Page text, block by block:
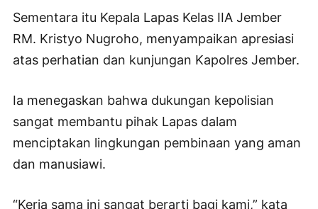
Sementara itu Kepala Lapas Kelas IIA Jember
RM. Kristyo Nugroho, menyampaikan apresiasi
atas perhatian dan kunjungan Kapolres Jember.
Ia menegaskan bahwa dukungan kepolisian
sangat membantu pihak Lapas dalam
menciptakan lingkungan pembinaan yang aman
dan manusiawi.
“Kerja sama ini sangat berarti bagi kami,” kata